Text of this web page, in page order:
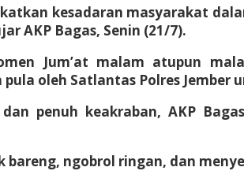
kesadaran masyarakat
AKP Bagas, Senin (21/7).
Jum’at malam atupun
oleh Satlantas Polres Jember
penuh keakraban, AKP
bareng, ngobrol ringan, dan